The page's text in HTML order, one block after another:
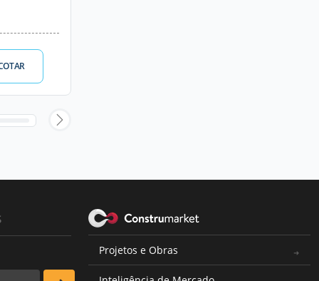
Projetos e Obras